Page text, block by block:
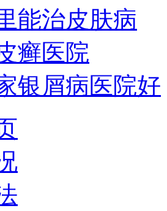
能治皮肤病
癣医院
银屑病医院好